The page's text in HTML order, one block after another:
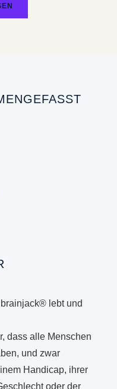
lebt und
dass alle Menschen
und zwar
Handicap, ihrer
oder der